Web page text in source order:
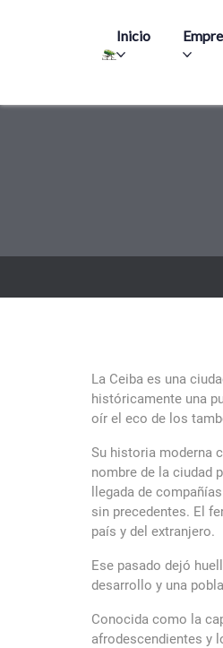
Inicio
La Ceiba es una
históricamente una
oír el eco de los
Su historia moderna
nombre de la ciudad
llegada de
sin precedentes. El
país y del extranjero.
Ese pasado dejó
desarrollo y una
Conocida como la
afrodescendientes y